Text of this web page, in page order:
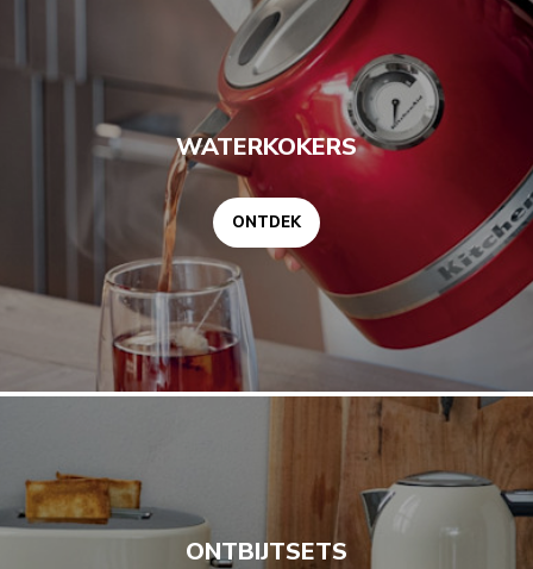
WATERKOKERS
ONTDEK
ONTBIJTSETS
ONTDEK